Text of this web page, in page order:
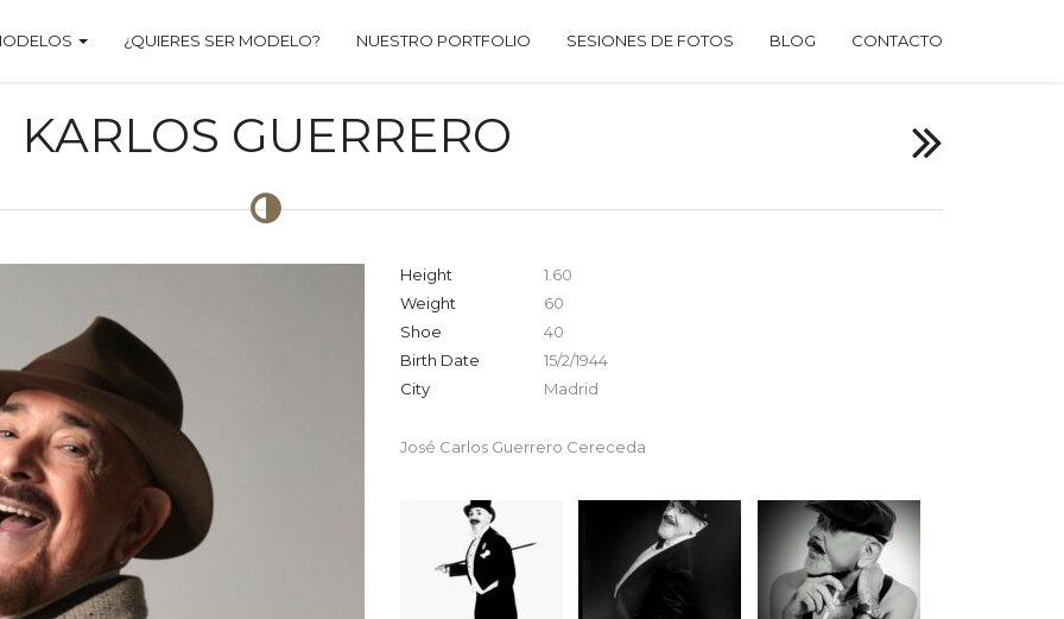
¿QUIERES SER MODELO? NUESTRO PORTFOLIO SESIONES DE FOTOS BLOG CONTACTO
KARLOS GUERRERO
Height
1.60
Weight
60
Shoe
40
Birth Date
15/2/1944
City
Madrid
José Carlos Guerrero Cereceda